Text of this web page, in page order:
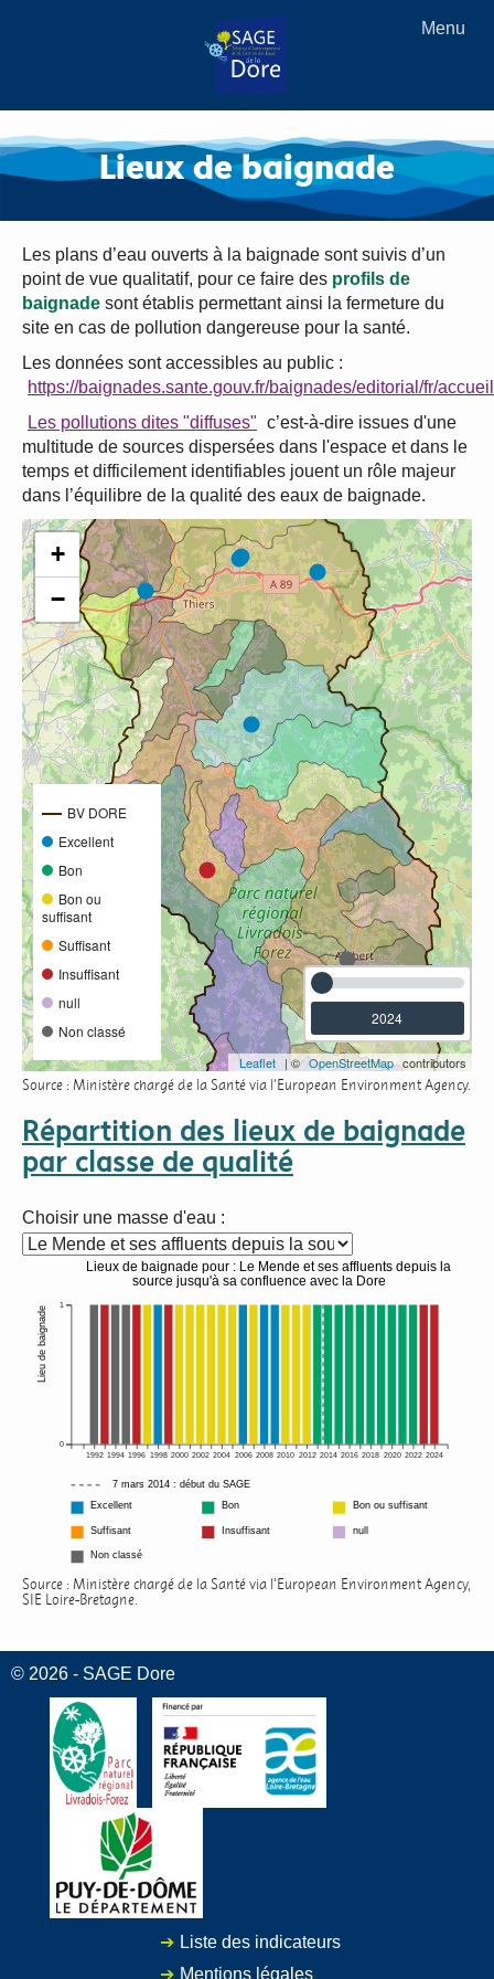
Menu
Lieux de baignade
Les plans d’eau ouverts à la baignade sont suivis d’un
point de vue qualitatif, pour ce faire des profils de
baignade sont établis permettant ainsi la fermeture du
site en cas de pollution dangereuse pour la santé.
Les données sont accessibles au public :
https://baignades.sante.gouv.fr/baignades/editorial/fr/
Les pollutions dites "diffuses" c’est-à-dire issues d'une
multitude de sources dispersées dans l'espace et dans le
temps et difficilement identifiables jouent un rôle majeur
dans l’équilibre de la qualité des eaux de baignade.
+
−
BV DORE
Excellent
Bon
Bon ou
suffisant
Suffisant
Insuffisant
null
Non classé
2024
Leaflet | © OpenStreetMap contributors
Source : Ministère chargé de la Santé via l'European Environment Agency.
Répartition des lieux de baignade
par classe de qualité
Choisir une masse d'eau :
1992 1994 1996 1998 2000 2002 2004 2006 2008 2010 2012 2014 2016 2018 2020 2022 2024
0
1
Lieu de baignade
Lieux de baignade pour : Le Mende et ses affluents depuis la
source jusqu'à sa confluence avec la Dore
Excellent Bon Bon ou suffisant
Suffisant Insuffisant null
Non classé
7 mars 2014 : début du SAGE
Source : Ministère chargé de la Santé via l'European Environment Agency,
SIE Loire-Bretagne.
© 2026 - SAGE Dore
Liste des indicateurs
Mentions légales